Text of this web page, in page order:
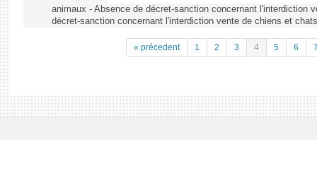
animaux - Absence de décret-sanction concernant l'interdiction
décret-sanction concernant l'interdiction vente de chiens et chats
« précedent 1 2 3 4 5 6